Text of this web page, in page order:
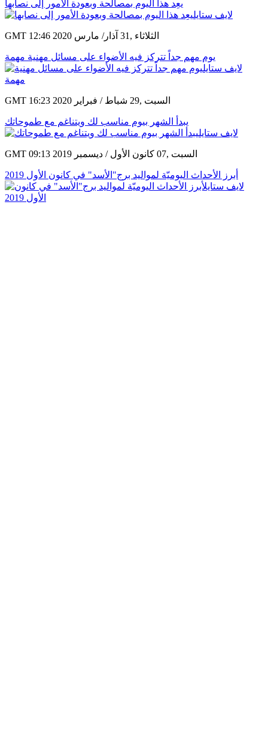
يعِد هذا اليوم بمصالحة وبعودة الأمور إلى نصابها
GMT 12:46 2020 الثلاثاء ,31 آذار/ مارس
يوم مهم جداً تتركز فيه الأضواء على مسائل مهنية مهمة
GMT 16:23 2020 السبت ,29 شباط / فبراير
يبدأ الشهر بيوم مناسب لك ويتناغم مع طموحاتك
GMT 09:13 2019 السبت ,07 كانون الأول / ديسمبر
أبرز الأحداث اليوميّة لمواليد برج"الأسد" في كانون الأول 2019